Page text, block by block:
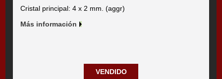
Cristal principal: 4 x 2 mm. (aggr)
Más información
VENDIDO